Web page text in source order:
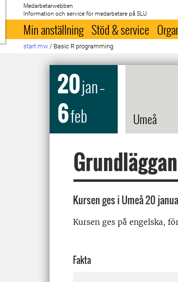
Till startsida
Medarbetarwebben
Information och service för medarbetare på SLU
Min anställning Stöd & service
start mw / Basic R programming
20jan–
6feb Umeå
Kursen ges i Umeå 20
Kursen ges på engelska,
Fakta